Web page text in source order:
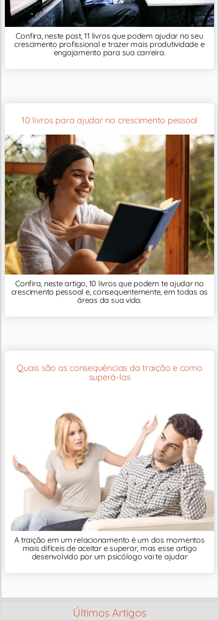
Confira, neste post, 11 livros que podem ajudar no seu
crescimento profissional e trazer mais produtividade e
engajamento para sua carreira.
10 livros para ajudar no crescimento pessoal
Confira, neste artigo, 10 livros que podem te ajudar no
crescimento pessoal e, consequentemente, em todas as
áreas da sua vida.
Quais são as consequências da traição e como
superá-las
A traição em um relacionamento é um dos momentos
mais difíceis de aceitar e superar, mas esse artigo
desenvolvido por um psicólogo vai te ajudar
Últimos Artigos